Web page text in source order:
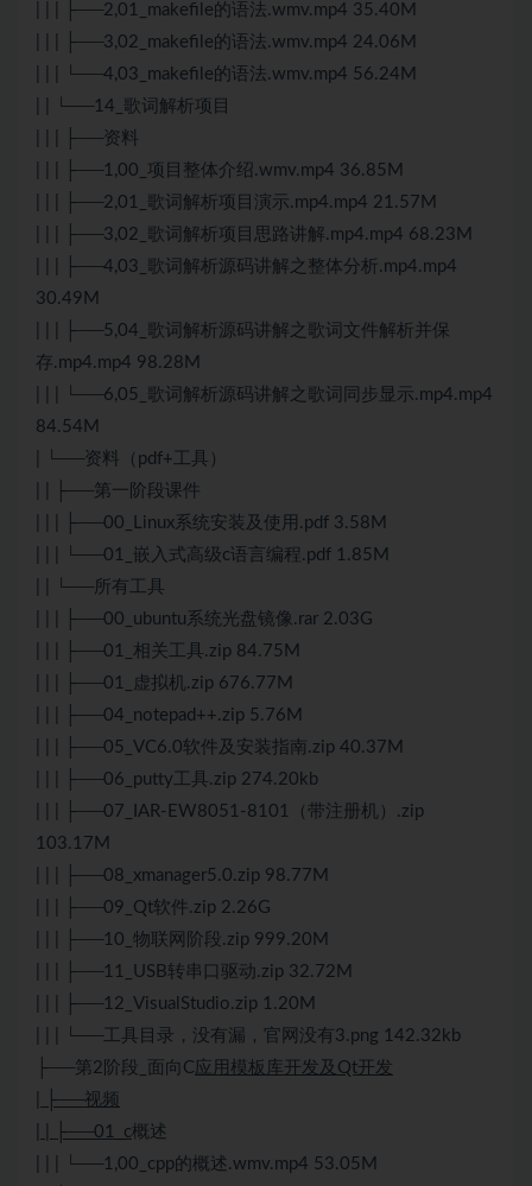
| | | ├──2,01_makefile的语法.wmv.mp4 35.40M
| | | ├──3,02_makefile的语法.wmv.mp4 24.06M
| | | └──4,03_makefile的语法.wmv.mp4 56.24M
| | └──14_歌词解析项目
| | | ├──资料
| | | ├──1,00_项目整体介绍.wmv.mp4 36.85M
| | | ├──2,01_歌词解析项目演示.mp4.mp4 21.57M
| | | ├──3,02_歌词解析项目思路讲解.mp4.mp4 68.23M
| | | ├──4,03_歌词解析源码讲解之整体分析.mp4.mp4
30.49M
| | | ├──5,04_歌词解析源码讲解之歌词文件解析并保
存.mp4.mp4 98.28M
| | | └──6,05_歌词解析源码讲解之歌词同步显示.mp4.mp4
84.54M
| └──资料（pdf+工具）
| | ├──第一阶段课件
| | | ├──00_Linux系统安装及使用.pdf 3.58M
| | | └──01_嵌入式高级c语言编程.pdf 1.85M
| | └──所有工具
| | | ├──00_ubuntu系统光盘镜像.rar 2.03G
| | | ├──01_相关工具.zip 84.75M
| | | ├──01_虚拟机.zip 676.77M
| | | ├──04_notepad++.zip 5.76M
| | | ├──05_VC6.0软件及安装指南.zip 40.37M
| | | ├──06_putty工具.zip 274.20kb
| | | ├──07_IAR-EW8051-8101（带注册机）.zip
103.17M
| | | ├──08_xmanager5.0.zip 98.77M
| | | ├──09_Qt软件.zip 2.26G
| | | ├──10_物联网阶段.zip 999.20M
| | | ├──11_USB转串口驱动.zip 32.72M
| | | ├──12_VisualStudio.zip 1.20M
| | | └──工具目录，没有漏，官网没有3.png 142.32kb
├──第2阶段_面向C应用模板库开发及Qt开发
| ├──视频
| | ├──01_c概述
| | | └──1,00_cpp的概述.wmv.mp4 53.05M